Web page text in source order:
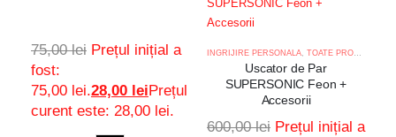
75,00lei Prețul inițial a
fost:
75,00 lei.28,00 leiPrețul
curent este: 28,00 lei.
INGRIJIRE PERSONALA TOATE PRODUSELE
Uscator de Par
SUPERSONIC Feon +
Accesorii
600,00lei Prețul inițial a